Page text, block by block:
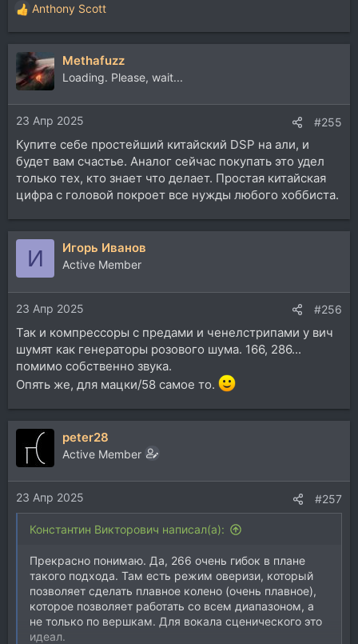
Р
е
а
к
ц
и
и
:
Anthony Scott
Methafuzz
Loading. Please, wait...
23 Апр 2025 #255
Купите себе простейший китайский DSP на али, и
будет вам счастье. Аналог сейчас покупать это удел
только тех, кто знает что делает. Простая китайская
цифра с головой покроет все нужды любого хоббиста.
И Игорь Иванов
Active Member
23 Апр 2025 #256
Так и компрессоры с предами и ченелстрипами у вич
шумят как генераторы розового шума. 166, 286...
помимо собственно звука.
Опять же, для мацки/58 самое то.
peter28
Active Member
23 Апр 2025 #257
Константин Викторович написал(а):
Прекрасно понимаю. Да, 266 очень гибок в плане
такого подхода. Там есть режим оверизи, который
позволяет сделать плавное колено (очень плавное),
которое позволяет работать со всем диапазоном, а
не только по вершкам. Для вокала сценического это
идеал.